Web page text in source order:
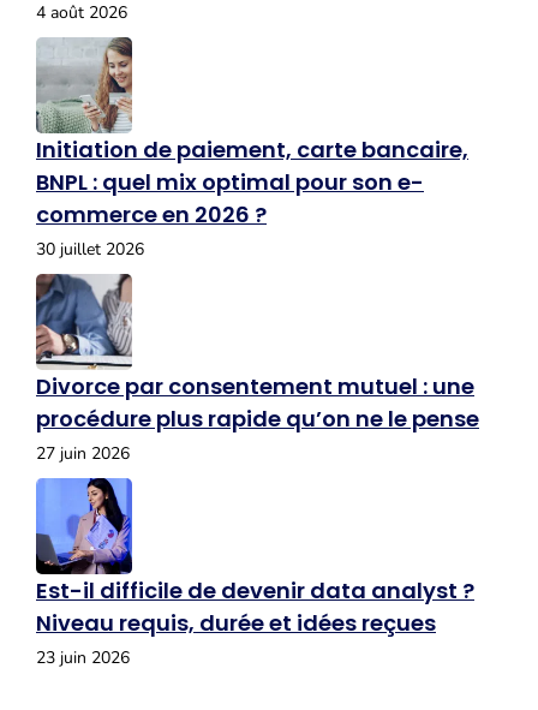
4 août 2026
Initiation de paiement, carte bancaire,
BNPL : quel mix optimal pour son e-
commerce en 2026 ?
30 juillet 2026
Divorce par consentement mutuel : une
procédure plus rapide qu’on ne le pense
27 juin 2026
Est-il difficile de devenir data analyst ?
Niveau requis, durée et idées reçues
23 juin 2026